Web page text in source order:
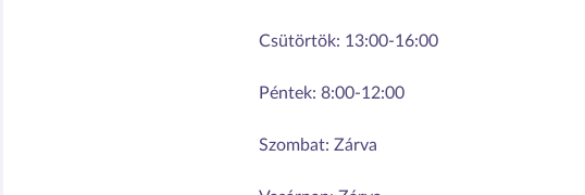
Csütörtök: 13:00-16:00
Péntek: 8:00-12:00
Szombat: Zárva